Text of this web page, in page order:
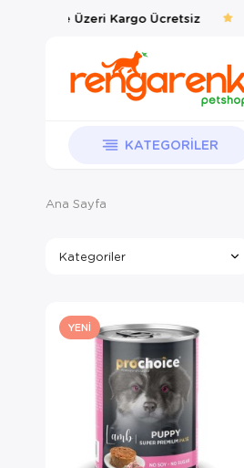
TL ve Üzeri Kargo Ücretsiz
KATEGORILER
Ana Sayfa
Kategoriler
YENI